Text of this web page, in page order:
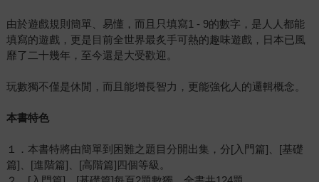
由於遊戲規則簡單、易懂，而且只填寫1 - 9的數字，是人人都能
填寫的遊戲，更是目前全世界最炙手可熱的趣味遊戲，日本已風
靡了二十幾年，至今還是大受歡迎。
玩數獨不僅是休閒，而且能增長智力，更能強化人的邏輯概念。
本書特色
１．本書特將由簡單到困難之題目分開出集，分[入門篇]、[基礎
篇]、[進階篇]、[高階篇]四個等級。